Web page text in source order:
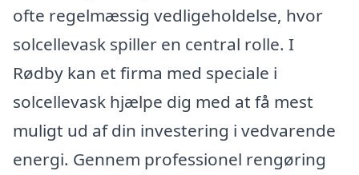
ofte regelmæssig vedligeholdelse, hvor
solcellevask spiller en central rolle. I
Rødby kan et firma med speciale i
solcellevask hjælpe dig med at få mest
muligt ud af din investering i vedvarende
energi. Gennem professionel rengøring